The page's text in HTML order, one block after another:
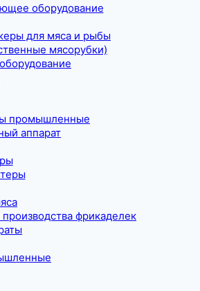
оборудование
для мяса и рыбы
мясорубки)
промышленные
аппарат
фрикаделек